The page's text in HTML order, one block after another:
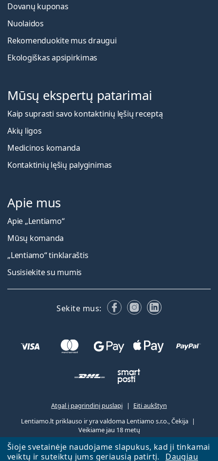
Šioje svetainėje naudojame slapukus, kad ji tinkamai
veiktų ir suteiktų jums geriausią patirtį.
Daugiau
Dovanų kuponas
Nuolaidos
Rekomenduokite mus draugui
Ekologiškas apsipirkimas
Mūsų ekspertų patarimai
Kaip suprasti savo kontaktinių lęšių receptą
Akių ligos
Medicinos komanda
Kontaktinių lęšių palyginimas
Apie mus
Apie „Lentiamo“
Mūsų komanda
„Lentiamo“ tinklaraštis
Susisiekite su mumis
Sekite mus: FacebookInstagram
LinkedIn
Atgal į pagrindinį puslapį
Eiti aukštyn
Lentiamo.lt priklauso ir yra valdoma Lentiamo s.r.o., Čekija
Veikiame jau 18 metų